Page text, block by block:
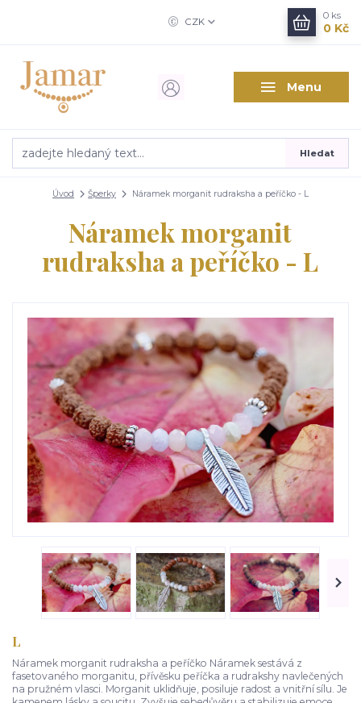
Menu
CZK
Hledat
0 ks
0 Kč
Úvod Šperky Náramek morganit rudraksha a peříčko - L
Náramek morganit
rudraksha a peříčko - L
L
Náramek morganit rudraksha a peříčko Náramek sestává z
fasetovaného morganitu, přívěsku peříčka a rudrakshy navlečených
na pružném vlasci. Morganit uklidňuje, posiluje radost a vnitřní sílu. Je